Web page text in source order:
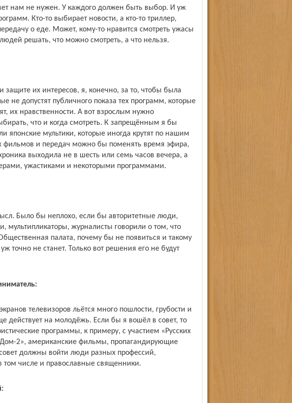
нам не нужен. У каждого должен быть выбор. И уж
Кто-то выбирает новости, а кто-то триллер,
о еде. Может, кому-то нравится смотреть ужасы
решать, что можно смотреть, а что нельзя.
защите их интересов, я, конечно, за то, чтобы была
не допустят публичного показа тех программ, которые
их нравственности. А вот взрослым нужно
что и когда смотреть. К запрещённым я бы
японские мультики, которые иногда крутят по нашим
фильмов и передач можно бы поменять время эфира,
выходила не в шесть или семь часов вечера, а
ужастиками и некоторыми программами.
Было бы неплохо, если бы авторитетные люди,
мультипликаторы, журналисты говорили о том, что
палата, почему бы не появиться и такому
точно не станет. Только вот решения его не будут
телевизоров льётся много пошлости, грубости и
действует на молодёжь. Если бы я вошёл в совет, то
программы, к примеру, с участием «Русских
2», американские фильмы, пропагандирующие
должны войти люди разных профессий,
том числе и православные священники.